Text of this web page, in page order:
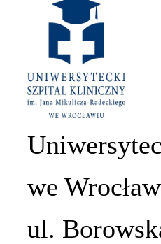
we
ul.